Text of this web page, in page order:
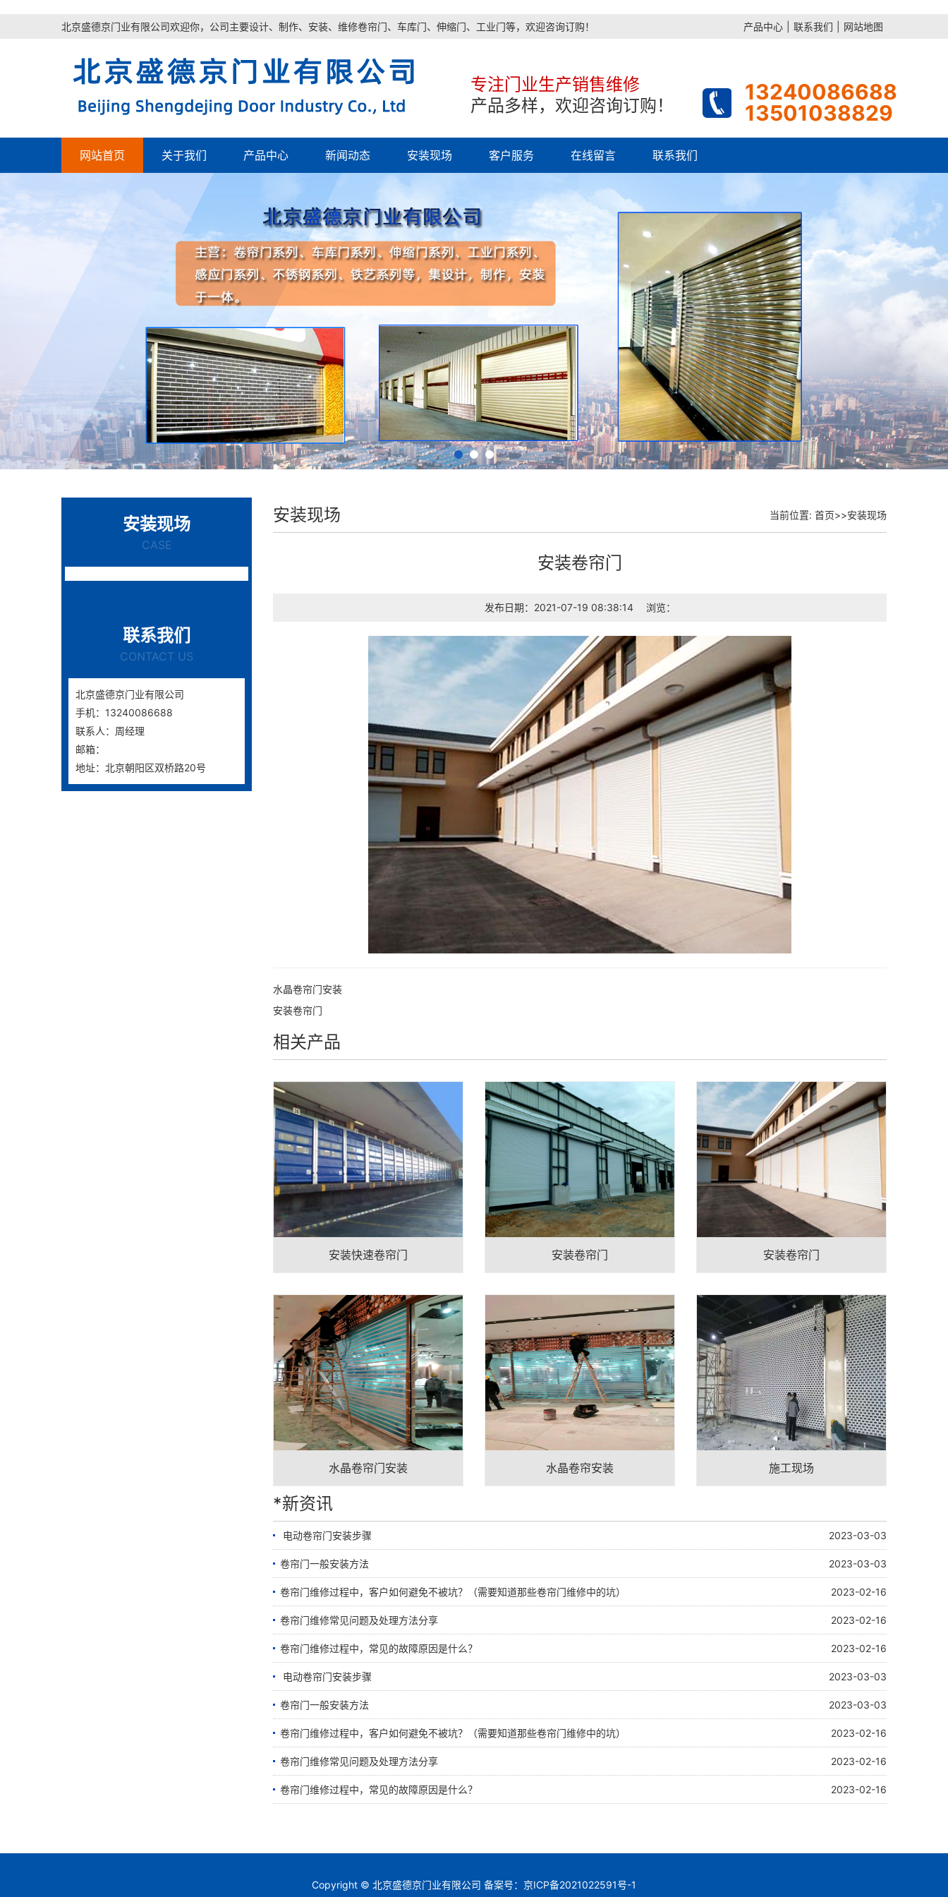
北京盛德京门业有限公司欢迎你，公司主要设计、制作、安装、维修卷帘门、车库门、伸缩门、工业门等，欢迎咨询订购！ 产品中心 联系我们 网站地图
专注门业生产销售维修
产品多样，欢迎咨询订购！
13240086688
13501038829
网站首页 关于我们 产品中心 新闻动态 安装现场 客户服务 在线留言 联系我们
安装现场
CASE
联系我们
CONTACT US
北京盛德京门业有限公司
手机：13240086688
联系人：周经理
邮箱：
地址：北京朝阳区双桥路20号
安装现场 当前位置: 首页>>安装现场
安装卷帘门
发布日期：2021-07-19 08:38:14 浏览：
水晶卷帘门安装
安装卷帘门
相关产品
安装快速卷帘门 安装卷帘门 安装卷帘门
水晶卷帘门安装 水晶卷帘安装 施工现场
*新资讯
​ 电动卷帘门安装步骤 2023-03-03
卷帘门一般安装方法 2023-03-03
卷帘门维修过程中，客户如何避免不被坑？（需要知道那些卷帘门维修中的坑） 2023-02-16
卷帘门维修常见问题及处理方法分享 2023-02-16
卷帘门维修过程中，常见的故障原因是什么？ 2023-02-16
​ 电动卷帘门安装步骤 2023-03-03
卷帘门一般安装方法 2023-03-03
卷帘门维修过程中，客户如何避免不被坑？（需要知道那些卷帘门维修中的坑） 2023-02-16
卷帘门维修常见问题及处理方法分享 2023-02-16
卷帘门维修过程中，常见的故障原因是什么？ 2023-02-16
Copyright © 北京盛德京门业有限公司 备案号： 京ICP备2021022591号-1